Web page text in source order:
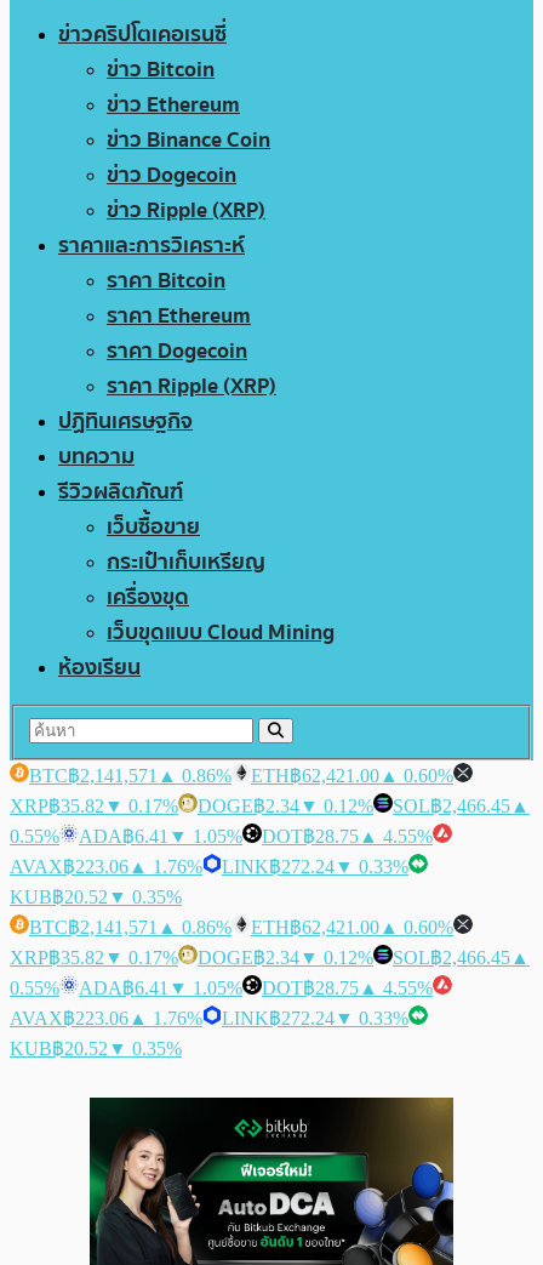
ข่าวคริปโตเคอเรนซี่
ข่าว Bitcoin
ข่าว Ethereum
ข่าว Binance Coin
ข่าว Dogecoin
ข่าว Ripple (XRP)
ราคาและการวิเคราะห์
ราคา Bitcoin
ราคา Ethereum
ราคา Dogecoin
ราคา Ripple (XRP)
ปฏิทินเศรษฐกิจ
บทความ
รีวิวผลิตภัณฑ์
เว็บซื้อขาย
กระเป๋าเก็บเหรียญ
เครื่องขุด
เว็บขุดแบบ Cloud Mining
ห้องเรียน
BTC฿2,141,571 ▲ 0.86% ETH฿62,421.00 ▲ 0.60%
XRP฿35.82 ▼ 0.17% DOGE฿2.34▼ 0.12% SOL฿2,466.45 ▲
0.55%
ADA฿6.41 ▼ 1.05% DOT฿28.75 ▲ 4.55%
AVAX฿223.06 ▲ 1.76% LINK฿272.24▼ 0.33%
KUB฿20.52 ▼ 0.35%
BTC฿2,141,571 ▲ 0.86% ETH฿62,421.00 ▲ 0.60%
XRP฿35.82 ▼ 0.17% DOGE฿2.34▼ 0.12% SOL฿2,466.45 ▲
0.55%
ADA฿6.41 ▼ 1.05% DOT฿28.75 ▲ 4.55%
AVAX฿223.06 ▲ 1.76% LINK฿272.24▼ 0.33%
KUB฿20.52 ▼ 0.35%